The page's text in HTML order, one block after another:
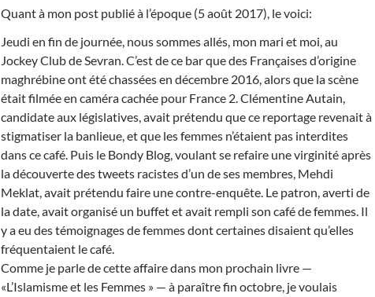
Quant à mon post publié à l’époque (5 août 2017), le voici:
Jeudi en fin de journée, nous sommes allés, mon mari et moi, au
Jockey Club de Sevran. C’est de ce bar que des Françaises d’origine
maghrébine ont été chassées en décembre 2016, alors que la scène
était filmée en caméra cachée pour France 2. Clémentine Autain,
candidate aux législatives, avait prétendu que ce reportage revenait à
stigmatiser la banlieue, et que les femmes n’étaient pas interdites
dans ce café. Puis le Bondy Blog, voulant se refaire une virginité après
la découverte des tweets racistes d’un de ses membres, Mehdi
Meklat, avait prétendu faire une contre-enquête. Le patron, averti de
la date, avait organisé un buffet et avait rempli son café de femmes. Il
y a eu des témoignages de femmes dont certaines disaient qu’elles
fréquentaient le café.
Comme je parle de cette affaire dans mon prochain livre —
«L’Islamisme et les Femmes » — à paraître fin octobre, je voulais